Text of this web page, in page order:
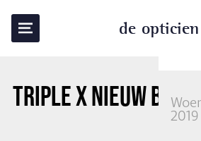
de opticien
TRIPLE X NIEUW BIJ
2019
TERUG NAAR OVERZICHT